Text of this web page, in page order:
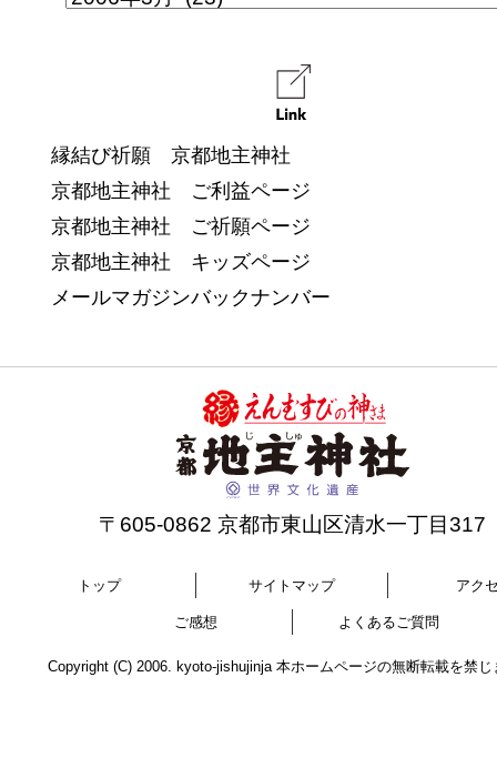
縁結び祈願 京都地主神社
京都地主神社 ご利益ページ
京都地主神社 ご祈願ページ
京都地主神社 キッズページ
メールマガジンバックナンバー
〒605-0862 京都市東山区清水一丁目317
トップ サイトマップ アク
ご感想 よくあるご質問
Copyright (C) 2006. kyoto-jishujinja 本ホームページの無断転載を禁じ